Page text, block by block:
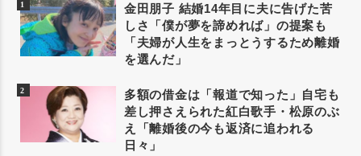
金田朋子 結婚14年目に夫に告げた苦
しさ「僕が夢を諦めれば」の提案も
「夫婦が人生をまっとうするため離婚
を選んだ」
多額の借金は「報道で知った」自宅も
差し押さえられた紅白歌手・松原のぶ
え「離婚後の今も返済に追われる
日々」